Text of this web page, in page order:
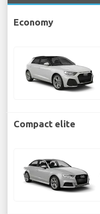
Economy
Compact elite